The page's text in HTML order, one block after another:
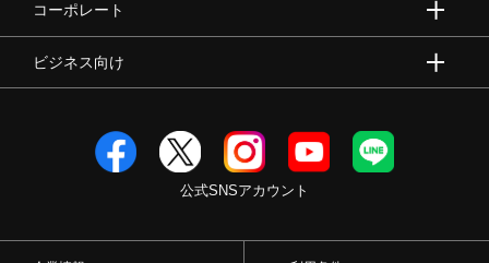
コーポレート
ビジネス向け
公式SNSアカウント